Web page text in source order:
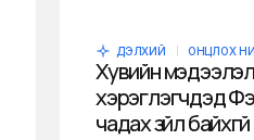
ДЭЛХИЙ ОНЦЛОХ
Хувийн
хэрэглэгчдэд
чадах зүйл байхгүй